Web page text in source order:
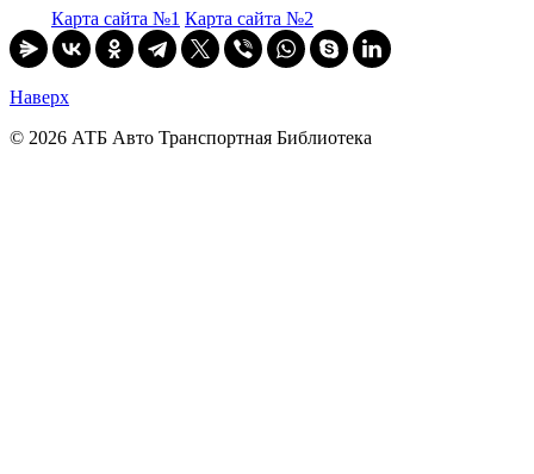
Карта сайта №1 Карта сайта №2
Наверх
© 2026 АТБ Авто Транспортная Библиотека